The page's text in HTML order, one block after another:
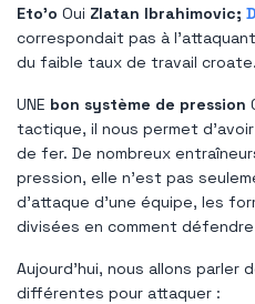
Eto'o Oui Zlatan Ibrahimovic;
correspondait pas à l'attaquant
du faible taux de travail croate.
UNE bon système de pression
tactique, il nous permet
de fer. De nombreux
pression, elle n'est pas
d'attaque d'une équipe, les
divisées en comment
Aujourd'hui, nous allons parler
différentes pour attaquer :